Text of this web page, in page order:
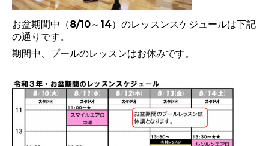
お盆期間中（8/10～14）のレッスンスケジュールは下記
の通りです。
期間中、プールのレッスンはお休みです。